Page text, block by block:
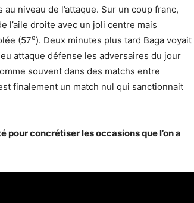
niveau de l’attaque. Sur un coup franc,
l’aile droite avec un joli centre mais
(57e). Deux minutes plus tard Baga voyait
attaque défense les adversaires du jour
souvent dans des matchs entre
finalement un match nul qui sanctionnait
pour concrétiser les occasions que l’on a